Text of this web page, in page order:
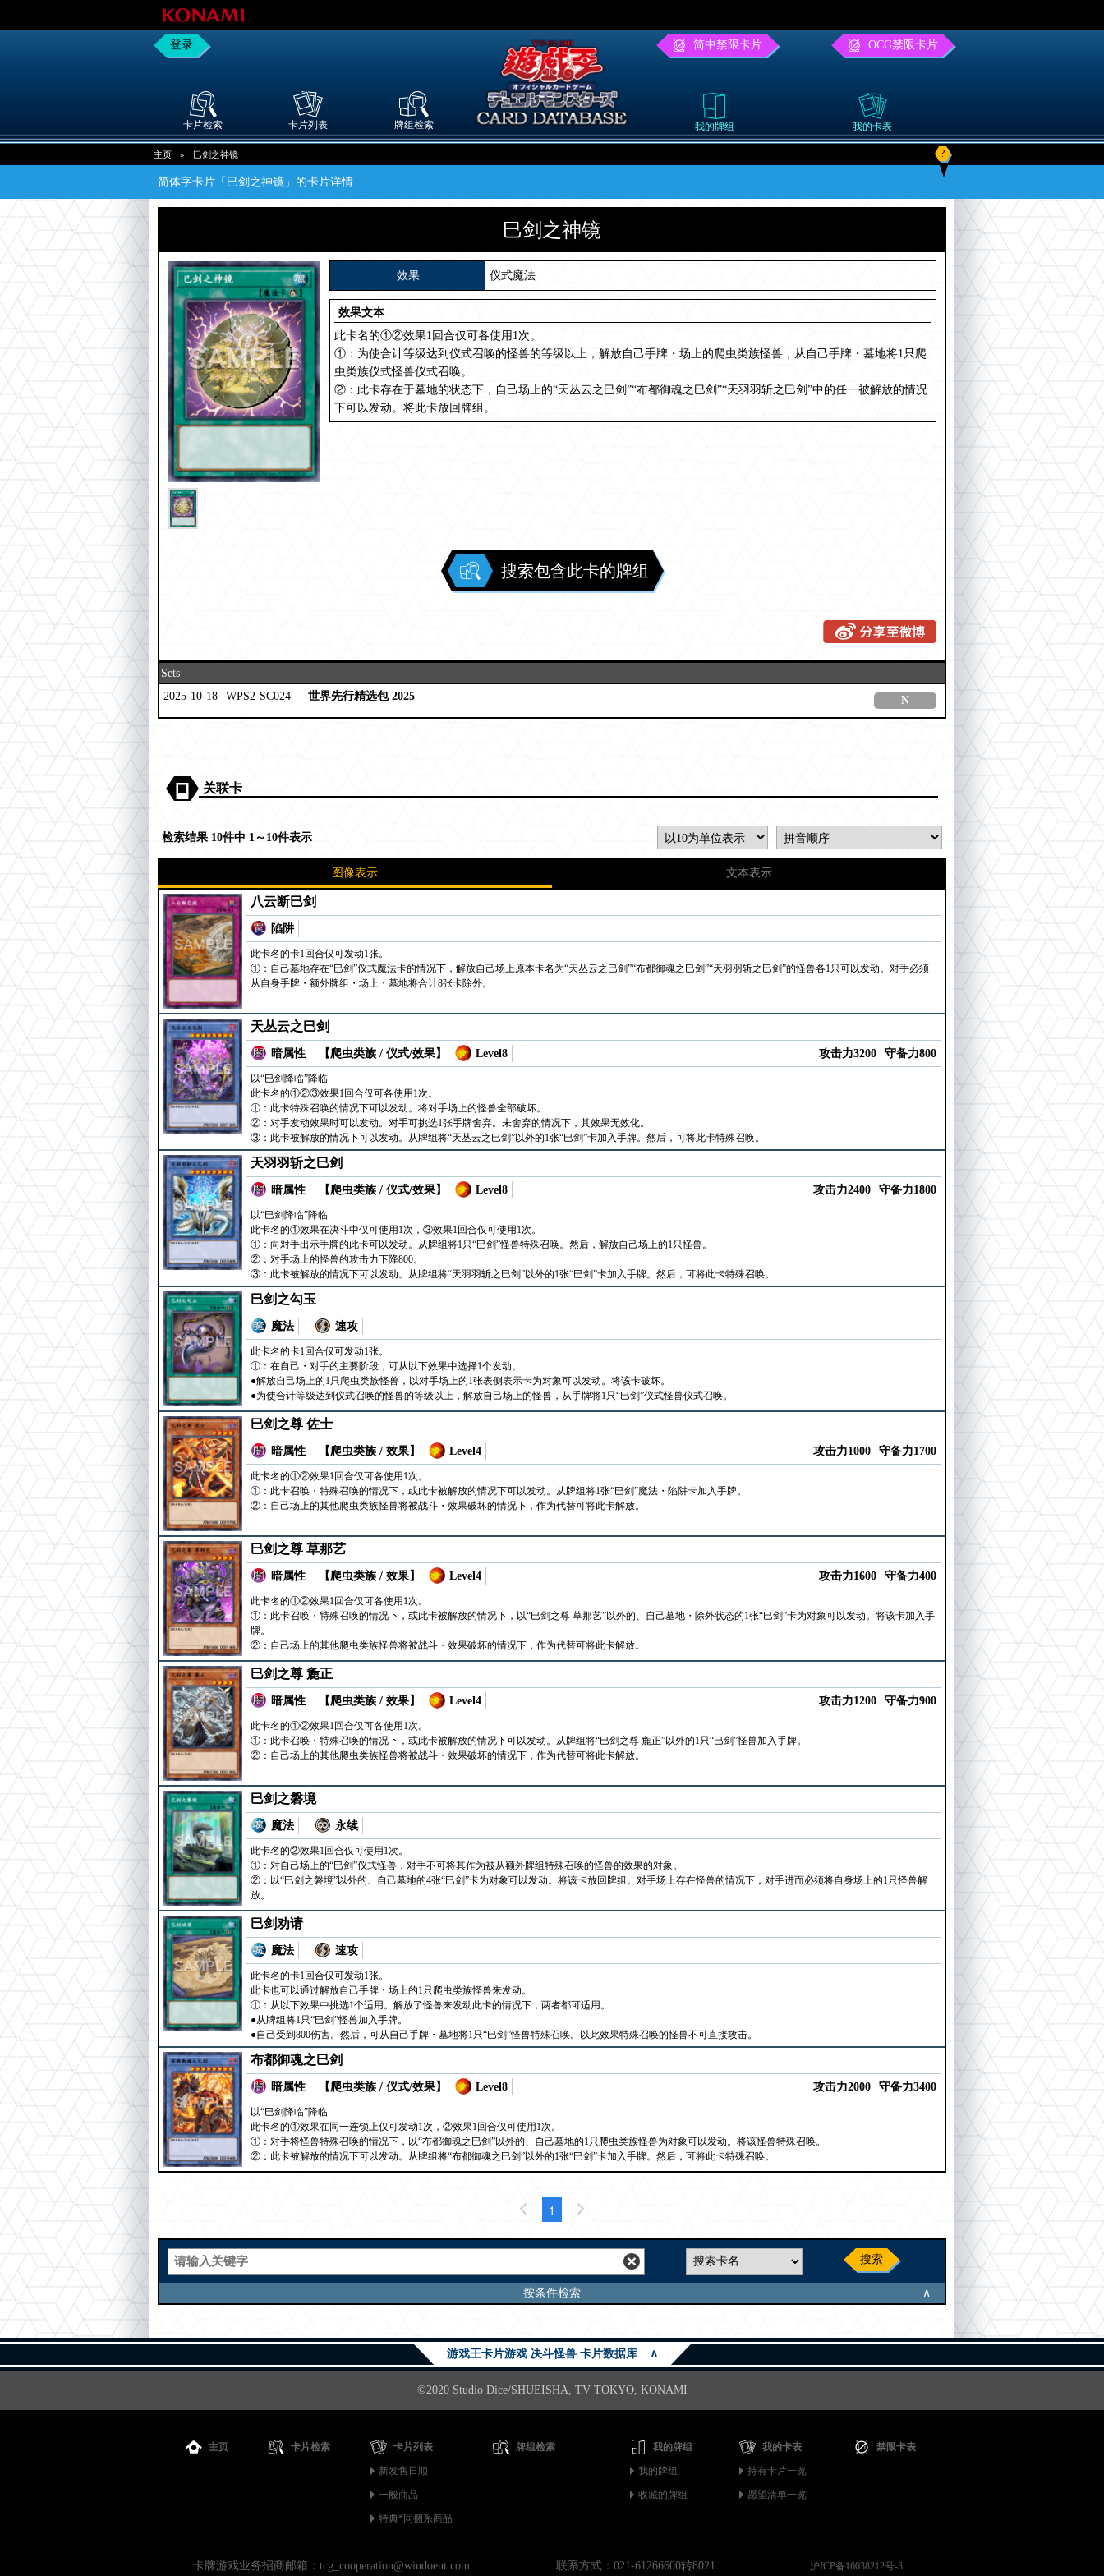
登录 简中禁限卡片 OCG禁限卡片
卡片检索 卡片列表 牌组检索 我的牌组 我的卡表
主页 » 巳剑之神镜 ?
简体字卡片「巳剑之神镜」的卡片详情
巳剑之神镜
效果 仪式魔法
效果文本
此卡名的①②效果1回合仅可各使用1次。
①：为使合计等级达到仪式召唤的怪兽的等级以上，解放自己手牌・场上的爬虫类族怪兽，从自己手牌・墓地将1只爬
虫类族仪式怪兽仪式召唤。
②：此卡存在于墓地的状态下，自己场上的“天丛云之巳剑”“布都御魂之巳剑”“天羽羽斩之巳剑”中的任一被解放的情况
下可以发动。将此卡放回牌组。
搜索包含此卡的牌组
Sets
2025-10-18
WPS2-SC024 世界先行精选包 2025 N
关联卡
检索结果 10件中 1～10件表示
图像表示 文本表示
八云断巳剑
陷阱
此卡名的卡1回合仅可发动1张。
①：自己墓地存在“巳剑”仪式魔法卡的情况下，解放自己场上原本卡名为“天丛云之巳剑”“布都御魂之巳剑”“天羽羽斩之巳剑”的怪兽各1只可以发动。对手必须
从自身手牌・额外牌组・场上・墓地将合计8张卡除外。
天丛云之巳剑
暗属性 【爬虫类族 / 仪式/效果】 Level8 攻击力3200 守备力800
以“巳剑降临”降临
此卡名的①②③效果1回合仅可各使用1次。
①：此卡特殊召唤的情况下可以发动。将对手场上的怪兽全部破坏。
②：对手发动效果时可以发动。对手可挑选1张手牌舍弃。未舍弃的情况下，其效果无效化。
③：此卡被解放的情况下可以发动。从牌组将“天丛云之巳剑”以外的1张“巳剑”卡加入手牌。然后，可将此卡特殊召唤。
天羽羽斩之巳剑
暗属性 【爬虫类族 / 仪式/效果】 Level8 攻击力2400 守备力1800
以“巳剑降临”降临
此卡名的①效果在决斗中仅可使用1次，③效果1回合仅可使用1次。
①：向对手出示手牌的此卡可以发动。从牌组将1只“巳剑”怪兽特殊召唤。然后，解放自己场上的1只怪兽。
②：对手场上的怪兽的攻击力下降800。
③：此卡被解放的情况下可以发动。从牌组将“天羽羽斩之巳剑”以外的1张“巳剑”卡加入手牌。然后，可将此卡特殊召唤。
巳剑之勾玉
魔法 速攻
此卡名的卡1回合仅可发动1张。
①：在自己・对手的主要阶段，可从以下效果中选择1个发动。
●解放自己场上的1只爬虫类族怪兽，以对手场上的1张表侧表示卡为对象可以发动。将该卡破坏。
●为使合计等级达到仪式召唤的怪兽的等级以上，解放自己场上的怪兽，从手牌将1只“巳剑”仪式怪兽仪式召唤。
巳剑之尊 佐士
暗属性 【爬虫类族 / 效果】 Level4 攻击力1000 守备力1700
此卡名的①②效果1回合仅可各使用1次。
①：此卡召唤・特殊召唤的情况下，或此卡被解放的情况下可以发动。从牌组将1张“巳剑”魔法・陷阱卡加入手牌。
②：自己场上的其他爬虫类族怪兽将被战斗・效果破坏的情况下，作为代替可将此卡解放。
巳剑之尊 草那艺
暗属性 【爬虫类族 / 效果】 Level4 攻击力1600 守备力400
此卡名的①②效果1回合仅可各使用1次。
①：此卡召唤・特殊召唤的情况下，或此卡被解放的情况下，以“巳剑之尊 草那艺”以外的、自己墓地・除外状态的1张“巳剑”卡为对象可以发动。将该卡加入手
牌。
②：自己场上的其他爬虫类族怪兽将被战斗・效果破坏的情况下，作为代替可将此卡解放。
巳剑之尊 麁正
暗属性 【爬虫类族 / 效果】 Level4 攻击力1200 守备力900
此卡名的①②效果1回合仅可各使用1次。
①：此卡召唤・特殊召唤的情况下，或此卡被解放的情况下可以发动。从牌组将“巳剑之尊 麁正”以外的1只“巳剑”怪兽加入手牌。
②：自己场上的其他爬虫类族怪兽将被战斗・效果破坏的情况下，作为代替可将此卡解放。
巳剑之磐境
魔法 永续
此卡名的②效果1回合仅可使用1次。
①：对自己场上的“巳剑”仪式怪兽，对手不可将其作为被从额外牌组特殊召唤的怪兽的效果的对象。
②：以“巳剑之磐境”以外的、自己墓地的4张“巳剑”卡为对象可以发动。将该卡放回牌组。对手场上存在怪兽的情况下，对手进而必须将自身场上的1只怪兽解
放。
巳剑劝请
魔法 速攻
此卡名的卡1回合仅可发动1张。
此卡也可以通过解放自己手牌・场上的1只爬虫类族怪兽来发动。
①：从以下效果中挑选1个适用。解放了怪兽来发动此卡的情况下，两者都可适用。
●从牌组将1只“巳剑”怪兽加入手牌。
●自己受到800伤害。然后，可从自己手牌・墓地将1只“巳剑”怪兽特殊召唤。以此效果特殊召唤的怪兽不可直接攻击。
布都御魂之巳剑
暗属性 【爬虫类族 / 仪式/效果】 Level8 攻击力2000 守备力3400
以“巳剑降临”降临
此卡名的①效果在同一连锁上仅可发动1次，②效果1回合仅可使用1次。
①：对手将怪兽特殊召唤的情况下，以“布都御魂之巳剑”以外的、自己墓地的1只爬虫类族怪兽为对象可以发动。将该怪兽特殊召唤。
②：此卡被解放的情况下可以发动。从牌组将“布都御魂之巳剑”以外的1张“巳剑”卡加入手牌。然后，可将此卡特殊召唤。
1
搜索
按条件检索 ∧
游戏王卡片游戏 决斗怪兽 卡片数据库 ∧
©2020 Studio Dice/SHUEISHA, TV TOKYO, KONAMI
主页 卡片检索 卡片列表
新发售日顺
一般商品
特典*同捆系商品
牌组检索 我的牌组
我的牌组
收藏的牌组
我的卡表
持有卡片一览
愿望清单一览
禁限卡表
卡牌游戏业务招商邮箱：tcg_cooperation@windoent.com 联系方式：021-61266600转8021 沪ICP备16038212号-3